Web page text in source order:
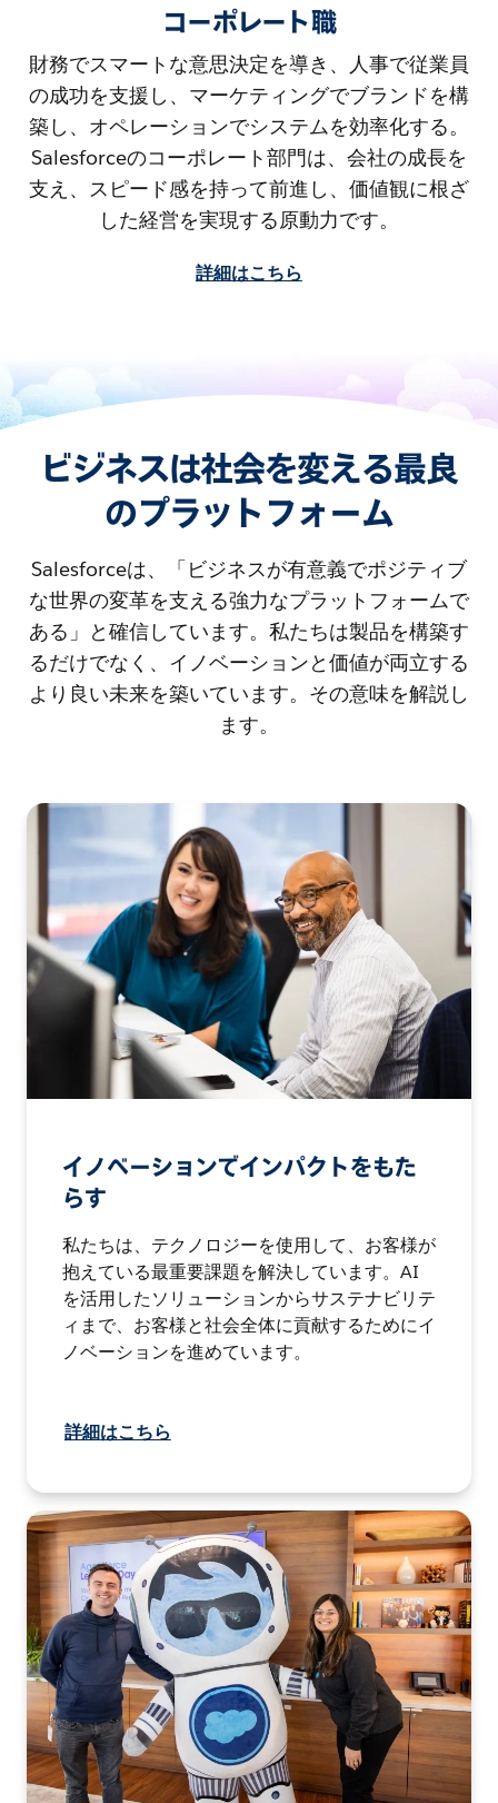
コーポレート職
財務でスマートな意思決定を導き、人事で従業員
の成功を支援し、マーケティングでブランドを構
築し、オペレーションでシステムを効率化する。
Salesforceのコーポレート部門は、会社の成長を
支え、スピード感を持って前進し、価値観に根ざ
した経営を実現する原動力です。
詳細はこちら
ビジネスは社会を変える最良
のプラットフォーム
Salesforceは、「ビジネスが有意義でポジティブ
な世界の変革を支える強力なプラットフォームで
ある」と確信しています。私たちは製品を構築す
るだけでなく、イノベーションと価値が両立する
より良い未来を築いています。その意味を解説し
ます。
イノベーションでインパクトをもた
らす
私たちは、テクノロジーを使用して、お客様が
抱えている最重要課題を解決しています。AI
を活用したソリューションからサステナビリテ
ィまで、お客様と社会全体に貢献するためにイ
ノベーションを進めています。
詳細はこちら